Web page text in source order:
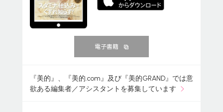
電子書籍
『美的』、『美的.com』及び『美的GRAND』では意
欲ある編集者／アシスタントを募集しています